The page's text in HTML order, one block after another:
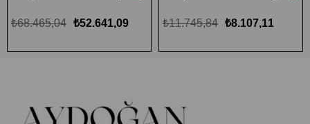
₺52.641,09
₺68.465,04 ₺8.107,11
₺11.745,84